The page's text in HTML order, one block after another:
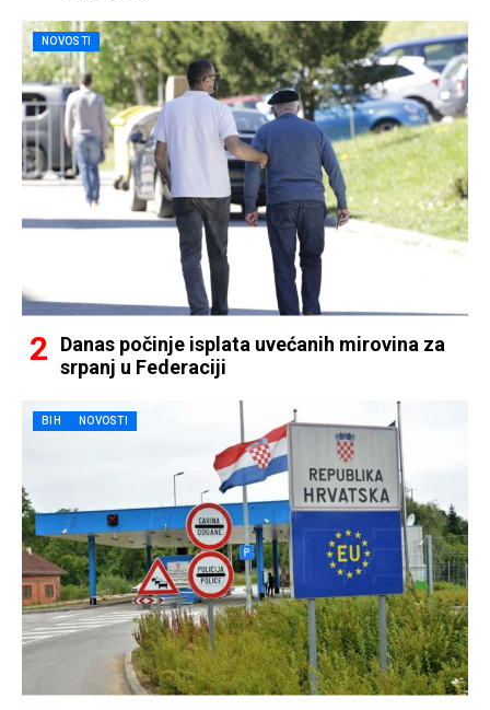
NOVOSTI
Danas počinje isplata uvećanih mirovina za
srpanj u Federaciji
BIH NOVOSTI